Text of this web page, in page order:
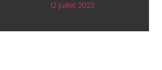
12 juillet 2023